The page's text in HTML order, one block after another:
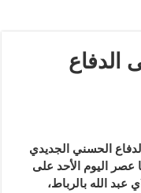
الدفاع
الحسني الجديدي
عصر اليوم الأحد على
عبد الله بالرباط،